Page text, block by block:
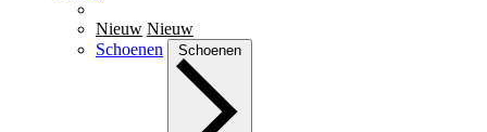
Nieuw Nieuw
Schoenen
Schoenen